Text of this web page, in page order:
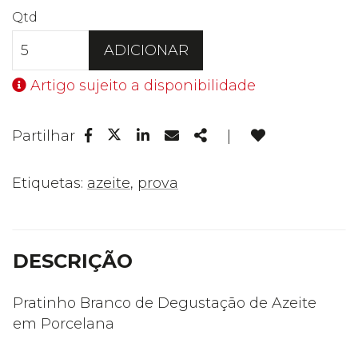
Qtd
ADICIONAR
Artigo sujeito a disponibilidade
Partilhar
FacebookLinkedin
EmailShare
Etiquetas: azeite, prova
DESCRIÇÃO
Pratinho Branco de Degustação de Azeite
em Porcelana